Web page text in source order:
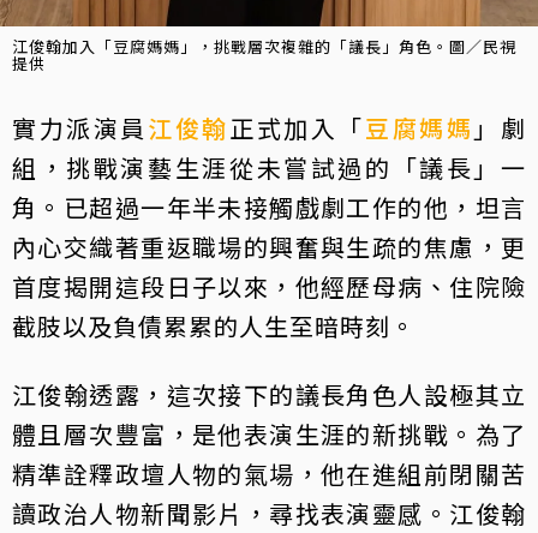
江俊翰加入「豆腐媽媽」，挑戰層次複雜的「議長」角色。圖／民視
提供
實力派演員 江俊翰正式加入「豆腐媽媽 」劇
組，挑戰演藝生涯從未嘗試過的「議長」一
角。已超過一年半未接觸戲劇工作的他，坦言
內心交織著重返職場的興奮與生疏的焦慮，更
首度揭開這段日子以來，他經歷母病、住院險
截肢以及負債累累的人生至暗時刻。
江俊翰透露，這次接下的議長角色人設極其立
體且層次豐富，是他表演生涯的新挑戰。為了
精準詮釋政壇人物的氣場，他在進組前閉關苦
讀政治人物新聞影片，尋找表演靈感。江俊翰